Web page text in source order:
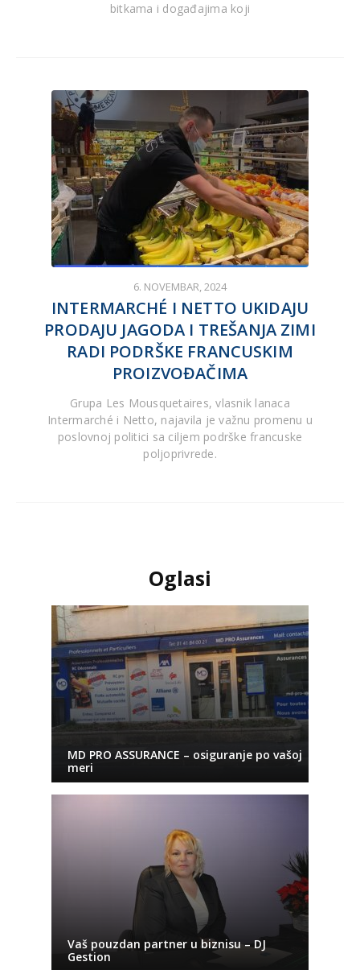
bitkama i događajima koji
6. NOVEMBAR, 2024
INTERMARCHÉ I NETTO UKIDAJU
PRODAJU JAGODA I TREŠANJA ZIMI
RADI PODRŠKE FRANCUSKIM
PROIZVOĐAČIMA
Grupa Les Mousquetaires, vlasnik lanaca
Intermarché i Netto, najavila je važnu promenu u
poslovnoj politici sa ciljem podrške francuske
poljoprivrede.
Oglasi
MD PRO ASSURANCE – osiguranje po vašoj
meri
Vaš pouzdan partner u biznisu – DJ
Gestion